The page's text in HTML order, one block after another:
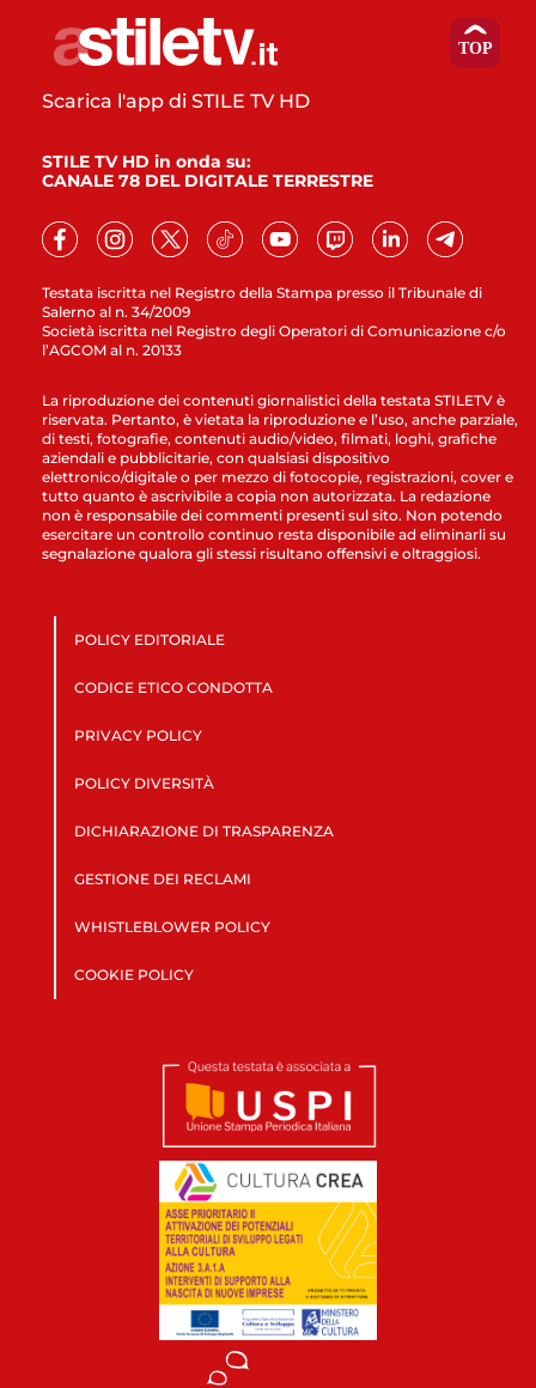
Testata iscritta nel Registro della Stampa presso il Tribunale di
Salerno al n. 34/2009
Società iscritta nel Registro degli Operatori di Comunicazione c/o
l’AGCOM al n. 20133
Scarica l'app di STILE TV HD
STILE TV HD in onda su:
CANALE 78 DEL DIGITALE TERRESTRE
La riproduzione dei contenuti giornalistici della testata STILETV è
riservata. Pertanto, è vietata la riproduzione e l’uso, anche parziale,
di testi, fotografie, contenuti audio/video, filmati, loghi, grafiche
aziendali e pubblicitarie, con qualsiasi dispositivo
elettronico/digitale o per mezzo di fotocopie, registrazioni, cover e
tutto quanto è ascrivibile a copia non autorizzata. La redazione
non è responsabile dei commenti presenti sul sito. Non potendo
esercitare un controllo continuo resta disponibile ad eliminarli su
segnalazione qualora gli stessi risultano offensivi e oltraggiosi.
POLICY EDITORIALE
CODICE ETICO CONDOTTA
PRIVACY POLICY
POLICY DIVERSITÀ
DICHIARAZIONE DI TRASPARENZA
GESTIONE DEI RECLAMI
WHISTLEBLOWER POLICY
COOKIE POLICY